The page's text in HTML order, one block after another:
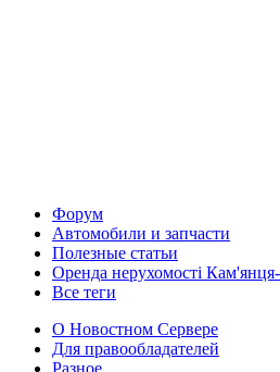
Форум
Автомобили и запчасти
Полезные статьи
Оренда нерухомості
Все теги
О Новостном Сервере
Для правообладателей
Разное